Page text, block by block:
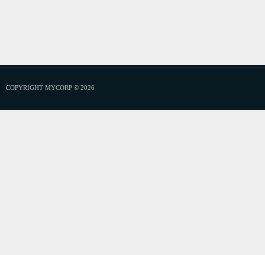
COPYRIGHT MYCORP © 2026